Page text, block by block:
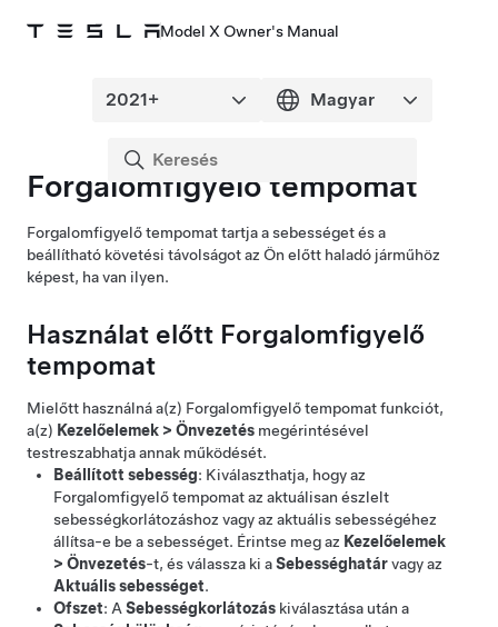
Model X Owner's Manual
Forgalomfigyelő tempomat
Forgalomfigyelő tempomattartja a sebességet és a
beállítható követési távolságot az Ön előtt haladó járműhöz
képest, ha van ilyen.
Használat előtt Forgalomfigyelő
tempomat
Mielőtt használná a(z) Forgalomfigyelő tempomatfunkciót,
a(z) Kezelőelemek > Önvezetés megérintésével
testreszabhatja annak működését.
Beállított sebesség: Kiválaszthatja, hogy az
Forgalomfigyelő tempomataz aktuálisan észlelt
sebességkorlátozáshoz vagy az aktuális sebességéhez
állítsa-e be a sebességet. Érintse meg az Kezelőelemek
> Önvezetés-t, és válassza ki aSebességhatárvagy az
Aktuális sebességet.
Ofszet: A Sebességkorlátozás kiválasztása után a